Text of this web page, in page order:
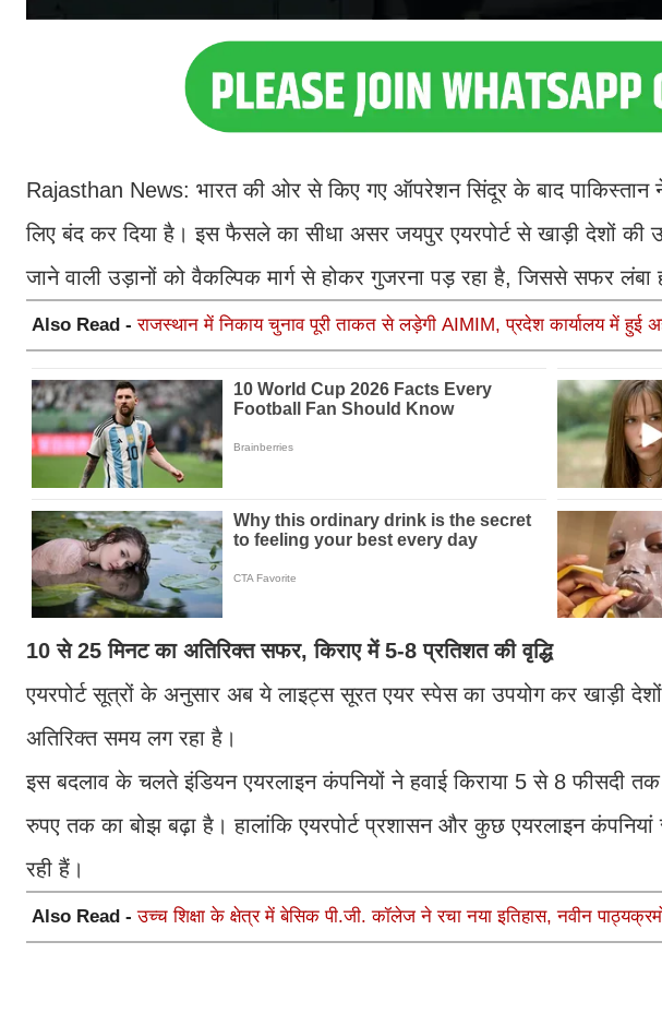
Rajasthan News: भारत की ओर से किए गए ऑपरेशन सिंदूर के बाद पाकिस्तान ने
लिए बंद कर दिया है। इस फैसले का सीधा असर जयपुर एयरपोर्ट से खाड़ी देशों
जाने वाली उड़ानों को वैकल्पिक मार्ग से होकर गुजरना पड़ रहा है, जिससे सफर लंबा
Also Read -राजस्थान में निकाय चुनाव पूरी ताकत से लड़ेगी AIMIM, प्रदेश कार्यालय में हुई
10 से 25 मिनट का अतिरिक्त सफर, किराए में 5-8 प्रतिशत की वृद्धि
एयरपोर्ट सूत्रों के अनुसार अब ये लाइट्स सूरत एयर स्पेस का उपयोग कर खाड़ी
अतिरिक्त समय लग रहा है।
इस बदलाव के चलते इंडियन एयरलाइन कंपनियों ने हवाई किराया 5 से 8 फीसदी
रुपए तक का बोझ बढ़ा है। हालांकि एयरपोर्ट प्रशासन और कुछ एयरलाइन
रही हैं।
Also Read -उच्च शिक्षा के क्षेत्र में बेसिक पी.जी. कॉलेज ने रचा नया इतिहास, नवीन